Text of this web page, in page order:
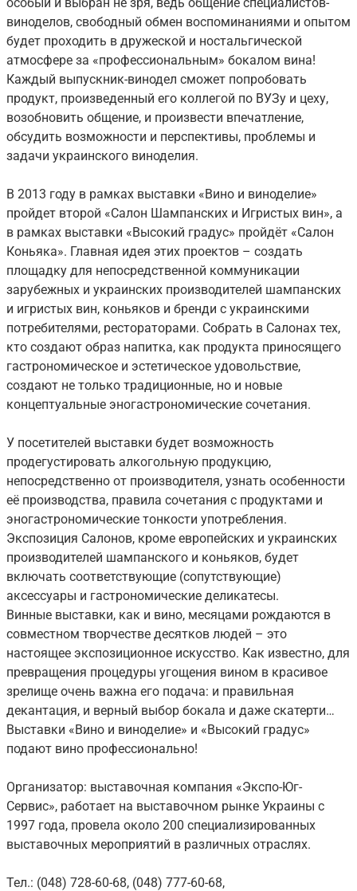
виноделов, свободный обмен воспоминаниями и опытом
будет проходить в дружеской и ностальгической
атмосфере за «профессиональным» бокалом вина!
Каждый выпускник-винодел сможет попробовать
продукт, произведенный его коллегой по ВУЗу и цеху,
возобновить общение, и произвести впечатление,
обсудить возможности и перспективы, проблемы и
задачи украинского виноделия.
В 2013 году в рамках выставки «Вино и виноделие»
пройдет второй «Салон Шампанских и Игристых вин», а
в рамках выставки «Высокий градус» пройдёт «Салон
Коньяка». Главная идея этих проектов – создать
площадку для непосредственной коммуникации
зарубежных и украинских производителей шампанских
и игристых вин, коньяков и бренди с украинскими
потребителями, рестораторами. Собрать в Салонах тех,
кто создают образ напитка, как продукта приносящего
гастрономическое и эстетическое удовольствие,
создают не только традиционные, но и новые
концептуальные эногастрономические сочетания.
У посетителей выставки будет возможность
продегустировать алкогольную продукцию,
непосредственно от производителя, узнать особенности
её производства, правила сочетания с продуктами и
эногастрономические тонкости употребления.
Экспозиция Салонов, кроме европейских и украинских
производителей шампанского и коньяков, будет
включать соответствующие (сопутствующие)
аксессуары и гастрономические деликатесы.
Винные выставки, как и вино, месяцами рождаются в
совместном творчестве десятков людей – это
настоящее экспозиционное искусство. Как известно, для
превращения процедуры угощения вином в красивое
зрелище очень важна его подача: и правильная
декантация, и верный выбор бокала и даже скатерти…
Выставки «Вино и виноделие» и «Высокий градус»
подают вино профессионально!
Организатор: выставочная компания «Экспо-Юг-
Сервис», работает на выставочном рынке Украины с
1997 года, провела около 200 специализированных
выставочных мероприятий в различных отраслях.
Тел.: (048) 728-60-68, (048) 777-60-68,